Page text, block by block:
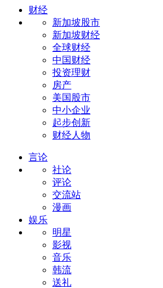
财经
新加坡股市
新加坡财经
全球财经
中国财经
投资理财
房产
美国股市
中小企业
起步创新
财经人物
言论
社论
评论
交流站
漫画
娱乐
明星
影视
音乐
韩流
送礼